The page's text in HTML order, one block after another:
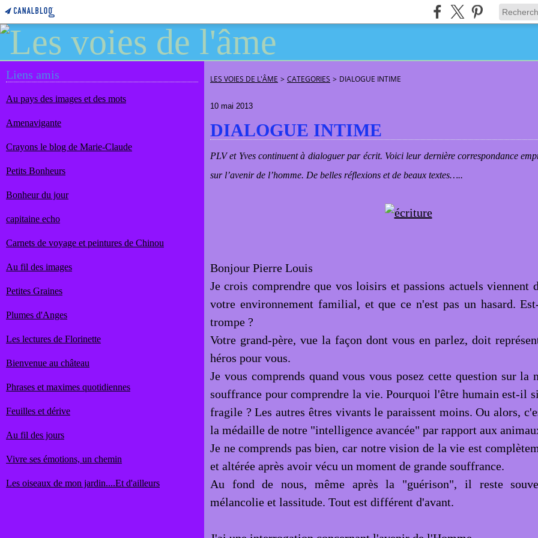
Liens amis
Au pays des images et des mots
Amenavigante
Crayons le blog de Marie-Claude
Petits Bonheurs
Bonheur du jour
capitaine echo
Carnets de voyage et peintures de Chinou
Au fil des images
Petites Graines
Plumes d'Anges
Les lectures de Florinette
Bienvenue au château
Phrases et maximes quotidiennes
Feuilles et dérive
Au fil des jours
Vivre ses émotions, un chemin
Les oiseaux de mon jardin....Et d'ailleurs
LES VOIES DE L'ÂME > CATEGORIES > DIALOGUE INTIME
10 mai 2013
DIALOGUE INTIME
PLV et Yves continuent à dialoguer par écrit. Voici leur dernière correspondance
sur l’avenir de l’homme. De belles réflexions et de beaux textes…..
Bonjour Pierre Louis
Je crois comprendre que vos loisirs et passions actuels viennent
votre environnement familial, et que ce n'est pas un hasard.
trompe ?
Votre grand-père, vue la façon dont vous en parlez, doit
héros pour vous.
Je vous comprends quand vous vous posez cette question sur la
souffrance pour comprendre la vie. Pourquoi l'être humain est-il
fragile ? Les autres êtres vivants le paraissent moins. Ou alors,
la médaille de notre "intelligence avancée" par rapport aux
Je ne comprends pas bien, car notre vision de la vie est
et altérée après avoir vécu un moment de grande souffrance.
Au fond de nous, même après la "guérison", il reste
mélancolie et lassitude. Tout est différent d'avant.